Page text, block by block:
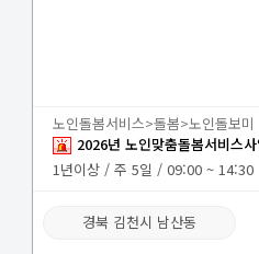
노인돌봄서비스>돌봄>노인돌보미
2026년 노인맞춤돌봄서비스
1년이상 / 주 5일 / 09:00 ~ 14:30
경북 김천시 남산동